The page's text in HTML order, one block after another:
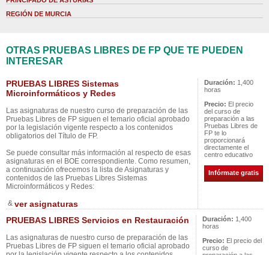
REGIÓN DE MURCIA
OTRAS PRUEBAS LIBRES DE FP QUE TE PUEDEN
INTERESAR
PRUEBAS LIBRES Sistemas
Microinformáticos y Redes
Las asignaturas de nuestro curso de preparación de las
Pruebas Libres de FP siguen el temario oficial aprobado
por la legislación vigente respecto a los contenidos
obligatorios del Título de FP.
Se puede consultar más información al respecto de esas
asignaturas en el BOE correspondiente. Como resumen,
a continuación ofrecemos la lista de Asignaturas y
contenidos de las Pruebas Libres Sistemas
Microinformáticos y Redes:
& ver asignaturas
Duración: 1,400
horas
Precio: El precio
del curso de
preparación a las
Pruebas Libres de
FP te lo
proporcionará
directamente el
centro educativo
Infórmate gratis
PRUEBAS LIBRES Servicios en Restauración
Las asignaturas de nuestro curso de preparación de las
Pruebas Libres de FP siguen el temario oficial aprobado
Duración: 1,400
horas
Precio: El precio del
curso de